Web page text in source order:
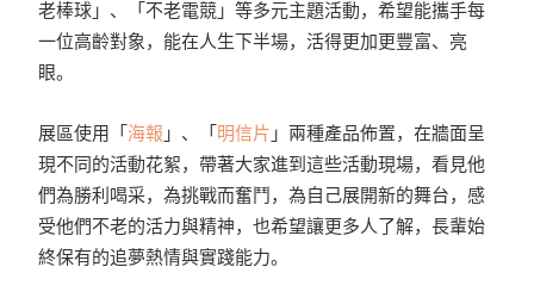
老棒球」、「不老電競」等多元主題活動，希望能攜手每
一位高齡對象，能在人生下半場，活得更加更豐富、亮
眼。
展區使用「 海報 」、「 明信片 」兩種產品佈置，在牆面呈
現不同的活動花絮，帶著大家進到這些活動現場，看見他
們為勝利喝采，為挑戰而奮鬥，為自己展開新的舞台，感
受他們不老的活力與精神，也希望讓更多人了解，長輩始
終保有的追夢熱情與實踐能力。